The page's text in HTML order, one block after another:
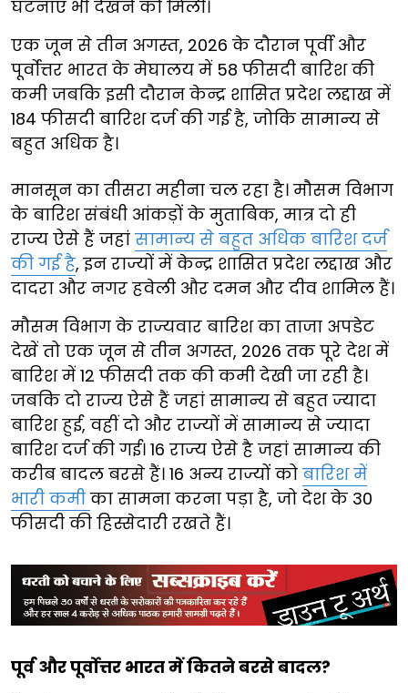
घटनाएं भी देखने को मिलीं।
एक जून से तीन अगस्त, 2026 के दौरान पूर्वी और
पूर्वोत्तर भारत के मेघालय में 58 फीसदी बारिश की
कमी जबकि इसी दौरान केन्द्र शासित प्रदेश लद्दाख में
184 फीसदी बारिश दर्ज की गई है, जोकि सामान्य से
बहुत अधिक है।
मानसून का तीसरा महीना चल रहा है। मौसम विभाग
के बारिश संबंधी आंकड़ों के मुताबिक, मात्र दो ही
राज्य ऐसे हैं जहां सामान्य से बहुत अधिक बारिश दर्ज
की गई है, इन राज्यों में केन्द्र शासित प्रदेश लद्दाख और
दादरा और नगर हवेली और दमन और दीव शामिल हैं।
मौसम विभाग के राज्यवार बारिश का ताजा अपडेट
देखें तो एक जून से तीन अगस्त, 2026 तक पूरे देश में
बारिश में 12 फीसदी तक की कमी देखी जा रही है।
जबकि दो राज्य ऐसे हैं जहां सामान्य से बहुत ज्यादा
बारिश हुई, वहीं दो और राज्यों में सामान्य से ज्यादा
बारिश दर्ज की गई। 16 राज्य ऐसे है जहां सामान्य की
करीब बादल बरसे हैं। 16 अन्य राज्यों को बारिश में
भारी कमी का सामना करना पड़ा है, जो देश के 30
फीसदी की हिस्सेदारी रखते हैं।
पूर्व और पूर्वोत्तर भारत में कितने बरसे बादल?